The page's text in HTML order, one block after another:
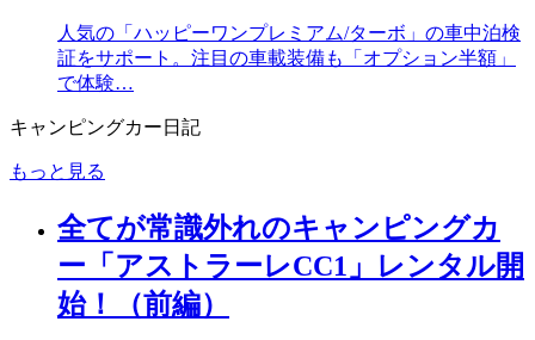
人気の「ハッピーワンプレミアム/ターボ」の車中泊検
証をサポート。注目の車載装備も「オプション半額」
で体験…
キャンピングカー日記
もっと見る
全てが常識外れのキャンピングカ
ー「アストラーレCC1」レンタル開
始！（前編）